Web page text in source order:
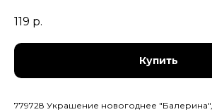
119 р.
Купить
779728 Украшение новогоднее "Балерина",